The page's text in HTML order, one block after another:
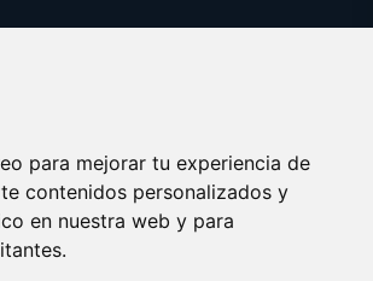
para mejorar tu experiencia de
contenidos personalizados y
en nuestra web y para
Copyright © 2025